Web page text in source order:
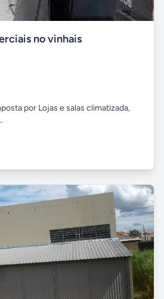
no vinhais
por Lojas e salas climatizada,